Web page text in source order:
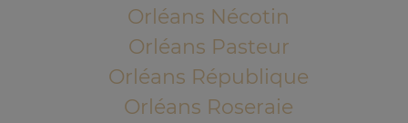
Orléans Nécotin
Orléans Pasteur
Orléans République
Orléans Roseraie